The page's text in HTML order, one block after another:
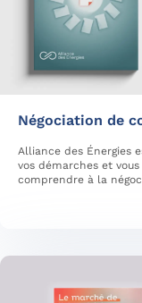
Négociation de
Alliance des Énergies
vos démarches et
comprendre à la